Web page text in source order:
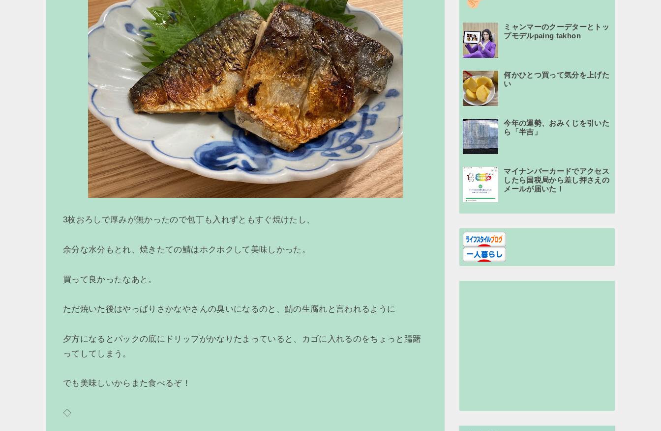
3枚おろしで厚みが無かったので包丁も入れずともすぐ焼けたし、
余分な水分もとれ、焼きたての鯖はホクホクして美味しかった。
買って良かったなあと。
ただ焼いた後はやっぱりさかなやさんの臭いになるのと、鯖の生腐れと言われるように
夕方になるとパックの底にドリップがかなりたまっていると、カゴに入れるのをちょっと躊躇
ってしてしまう。
でも美味しいからまた食べるぞ！
◇
ミャンマーのクーデターとトッ
プモデルpaing takhon
何かひとつ買って気分を上げた
い
今年の運勢、おみくじを引いた
ら「半吉」
マイナンバーカードでアクセス
したら国税局から差し押さえの
メールが届いた！